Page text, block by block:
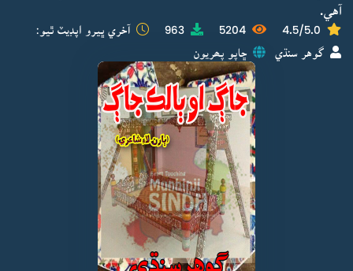
آهي.
4.5/5.0
5204
963 آخري ڀيرو اپڊيٽ ٿيو:
گوهر سنڌي ڇاپو پھريون